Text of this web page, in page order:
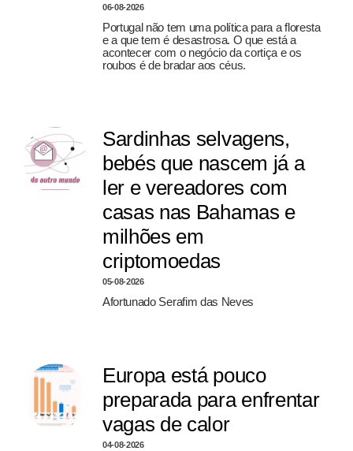
06-08-2026
Portugal não tem uma política para a floresta
e a que tem é desastrosa. O que está a
acontecer com o negócio da cortiça e os
roubos é de bradar aos céus.
Sardinhas selvagens,
bebés que nascem já a
ler e vereadores com
casas nas Bahamas e
milhões em
criptomoedas
05-08-2026
Afortunado Serafim das Neves
Europa está pouco
preparada para enfrentar
vagas de calor
04-08-2026